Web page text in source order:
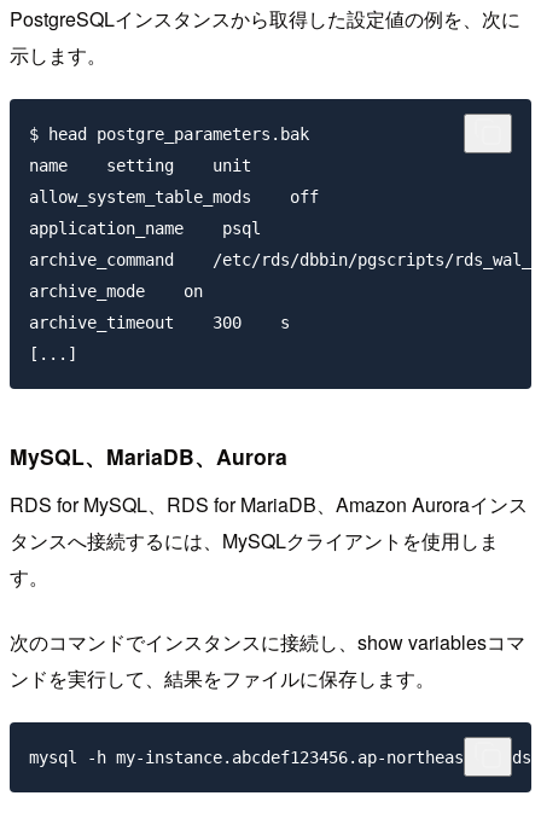
PostgreSQLインスタンスから取得した設定値の例を、次に
示します。
$ head postgre_parameters.bak
name    setting    unit
allow_system_table_mods    off
application_name    psql
archive_command    /etc/rds/dbbin/pgscripts/
archive_mode    on
archive_timeout    300    s
MySQL、MariaDB、Aurora
RDS for MySQL、RDS for MariaDB、Amazon Auroraインス
タンスへ接続するには、MySQLクライアントを使用しま
す。
次のコマンドでインスタンスに接続し、show variablesコマ
ンドを実行して、結果をファイルに保存します。